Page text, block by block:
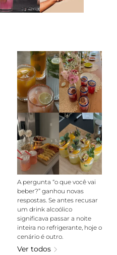
A pergunta “o que você vai
beber?” ganhou novas
respostas. Se antes recusar
um drink alcoólico
significava passar a noite
inteira no refrigerante, hoje o
cenário é outro.
Ver todos